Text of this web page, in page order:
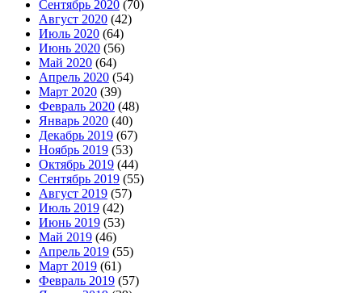
Сентябрь 2020 (70)
Август 2020 (42)
Июль 2020 (64)
Июнь 2020 (56)
Май 2020 (64)
Апрель 2020 (54)
Март 2020 (39)
Февраль 2020 (48)
Январь 2020 (40)
Декабрь 2019 (67)
Ноябрь 2019 (53)
Октябрь 2019 (44)
Сентябрь 2019 (55)
Август 2019 (57)
Июль 2019 (42)
Июнь 2019 (53)
Май 2019 (46)
Апрель 2019 (55)
Март 2019 (61)
Февраль 2019 (57)